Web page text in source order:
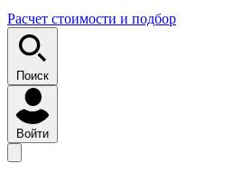
Расчет стоимости и подбор
Поиск
Войти